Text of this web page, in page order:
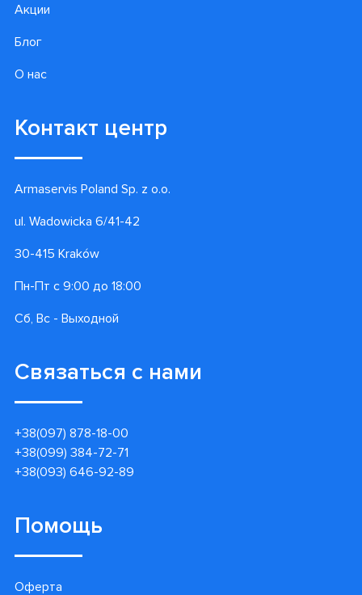
Акции
Блог
О нас
Контакт центр
Armaservis Poland Sp. z o.o.
ul. Wadowicka 6/41-42
30-415 Kraków
Пн-Пт с 9:00 до 18:00
Сб, Вс - Выходной
Связаться с нами
+38(097) 878-18-00
+38(099) 384-72-71
+38(093) 646-92-89
Помощь
Оферта